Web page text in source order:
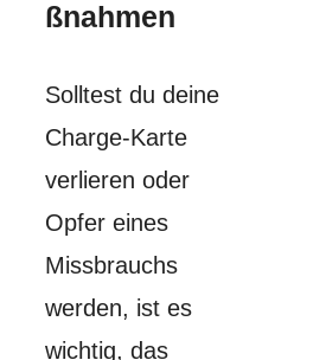
ßnahmen
Solltest du deine
Charge-Karte
verlieren oder
Opfer eines
Missbrauchs
werden, ist es
wichtig, das